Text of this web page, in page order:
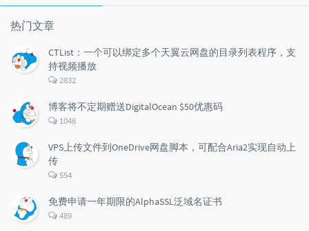
文
评
文
热门文章
CTList：一个可以绑定多个天翼云网盘的目录列表程序，支
持视频播放
评
数：
2832
博客将不定期赠送DigitalOcean $50优惠码
评
数：
1046
VPS上传文件到OneDrive网盘脚本，可配合Aria2实现自动上
传
评
数：
554
免费申请一年期限的AlphaSSL泛域名证书
评
489